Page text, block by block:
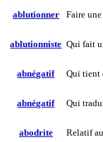
ablutionner
Faire
ablutionniste Qui fait
abnégatif Qui tient
abnégatif Qui
abodrite
Relatif